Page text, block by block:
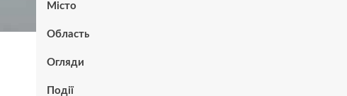
Місто
Область
Огляди
Події